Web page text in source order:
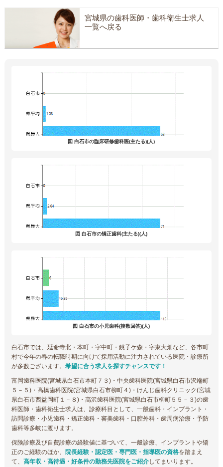
宮城県の歯科医師・歯科衛生士求人
一覧へ戻る
図 白石市の臨床研修歯科医(主たる)(人)
図 白石市の矯正歯科(主たる)(人)
図 白石市の小児歯科(複数回答)(人)
白石市では、延命寺北・本町・字中町・銚子ケ森・字東大畑など、各市町
村で今年の春の転職時期に向けて採用活動に注力されている医院・診療所
が多数ございます。 希望に合う求人を探すチャンスです！
富岡歯科医院(宮城県白石市本町７３)・中央歯科医院(宮城県白石市沢端町
５－５)・高橋歯科医院(宮城県白石市柳町４)・けんじ歯科クリニック(宮城
県白石市西益岡町１－８)・高沢歯科医院(宮城県白石市柳町５５－３)の歯
科医師・歯科衛生士求人は、診療科目として、一般歯科・インプラント・
訪問診療・小児歯科・矯正歯科・審美歯科・口腔外科・歯周病治療・予防
歯科等多岐に渡ります。
保険診療及び自費診療の経験値に基づいて、一般診療、インプラントや矯
正のご経験のほか、
院長経験・認定医・専門医・指導医の資格を踏まえ
て、 高年収・高待遇・好条件の勤務先医院をご紹介してまいります。